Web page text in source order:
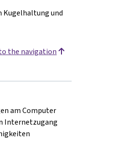
Kugelhaltung und
the navigation
am Computer
Internetzugang